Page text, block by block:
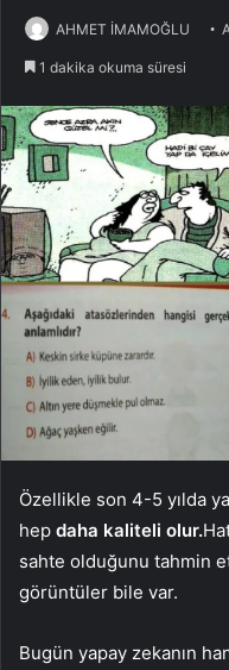
AHMET İMAMOĞLU
1 dakika okuma süresi
Özellikle son 4-5 yılda
hep daha kaliteli olur.
sahte olduğunu tahmin
görüntüler bile var.
Bugün yapay zekanın